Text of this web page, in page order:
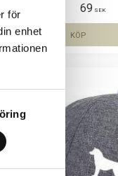
för
enhet
69 SEK
KÖP